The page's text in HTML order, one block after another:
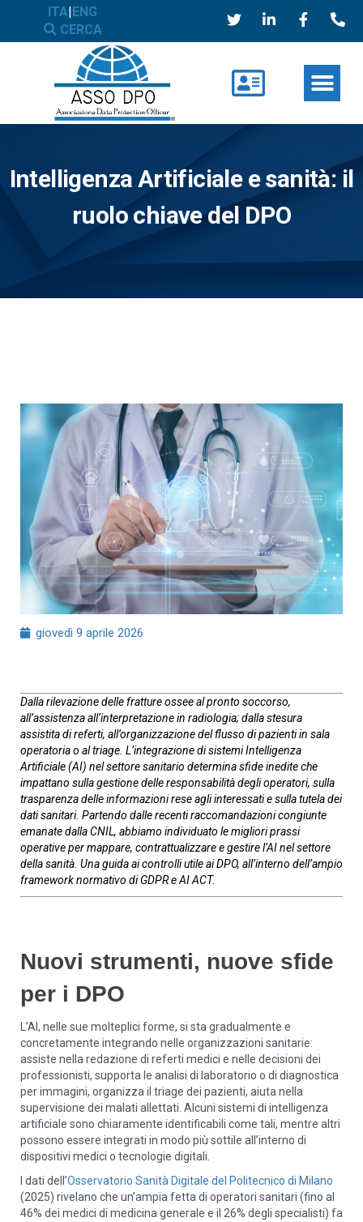
ITA|ENG
CERCA
Intelligenza Artificiale e sanità: il
ruolo chiave del DPO
giovedì 9 aprile 2026
Dalla rilevazione delle fratture ossee al pronto soccorso,
all’assistenza all’interpretazione in radiologia; dalla stesura
assistita di referti, all’organizzazione del flusso di pazienti in sala
operatoria o al triage. L’integrazione di sistemi Intelligenza
Artificiale (AI) nel settore sanitario determina sfide inedite che
impattano sulla gestione delle responsabilità degli operatori, sulla
trasparenza delle informazioni rese agli interessati e sulla tutela dei
dati sanitari. Partendo dalle recenti raccomandazioni congiunte
emanate dalla CNIL, abbiamo individuato le migliori prassi
operative per mappare, contrattualizzare e gestire l’AI nel settore
della sanità. Una guida ai controlli utile ai DPO, all’interno dell’ampio
framework normativo di GDPR e AI ACT.
Nuovi strumenti, nuove sfide
per i DPO
L’AI, nelle sue molteplici forme, si sta gradualmente e
concretamente integrando nelle organizzazioni sanitarie:
assiste nella redazione di referti medici e nelle decisioni dei
professionisti, supporta le analisi di laboratorio o di diagnostica
per immagini, organizza il triage dei pazienti, aiuta nella
supervisione dei malati allettati. Alcuni sistemi di intelligenza
artificiale sono chiaramente identificabili come tali, mentre altri
possono essere integrati in modo più sottile all’interno di
dispositivi medici o tecnologie digitali.
I dati dell’Osservatorio Sanità Digitale del Politecnico di Milano
(2025) rivelano che un’ampia fetta di operatori sanitari (fino al
46% dei medici di medicina generale e il 26% degli specialisti) fa